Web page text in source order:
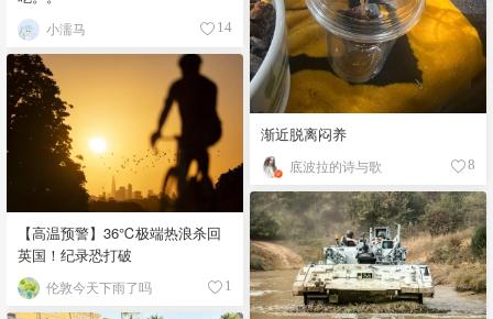
小濡马 14
渐近脱离闷养
底波拉的诗与歌 8
【高温预警】36℃极端热浪杀回
英国！纪录恐打破
伦敦今天下雨了吗 1